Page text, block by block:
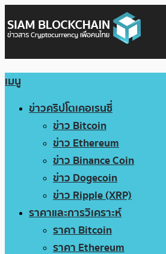
เมนู
ข่าวคริปโตเคอเรนซี่
ข่าว Bitcoin
ข่าว Ethereum
ข่าว Binance Coin
ข่าว Dogecoin
ข่าว Ripple (XRP)
ราคาและการวิเคราะห์
ราคา Bitcoin
ราคา Ethereum